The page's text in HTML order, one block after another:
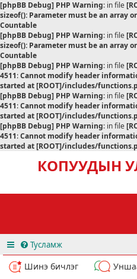
[phpBB Debug] PHP Warning: in file
sizeof(): Parameter must be an array
Countable
[phpBB Debug] PHP Warning: in file
sizeof(): Parameter must be an array
Countable
[phpBB Debug] PHP Warning: in file
4511:Cannot modify header
started at [ROOT]/includes/
[phpBB Debug] PHP Warning: in file
4511:Cannot modify header
started at [ROOT]/includes/
[phpBB Debug] PHP Warning: in file
4511:Cannot modify header
started at [ROOT]/includes/
КОПУУДЫН
Тусламж
Шинэ бичлэг